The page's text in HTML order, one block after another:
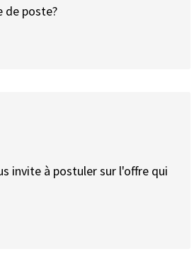
de poste?
invite à postuler sur l'offre qui